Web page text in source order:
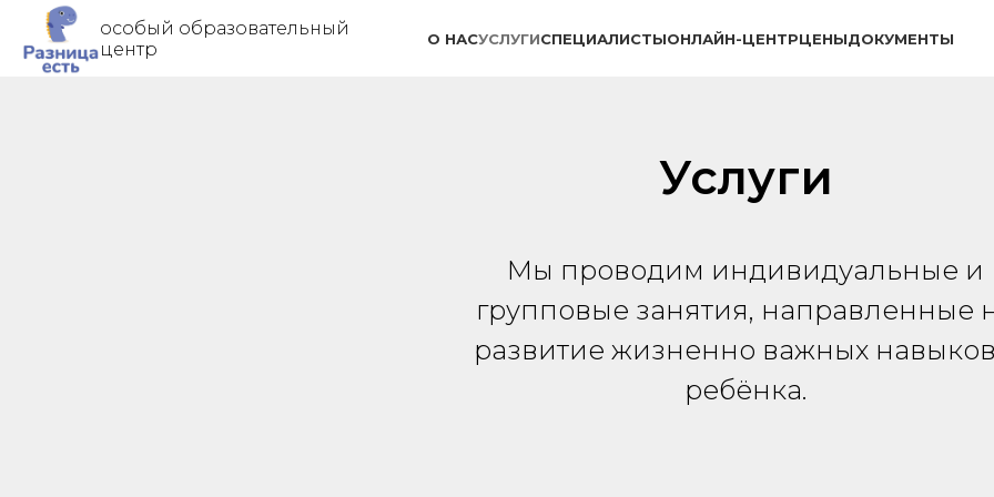
особый образовательный
центр
О НАСУСЛУГИСПЕЦИАЛИСТЫОНЛАЙН-ЦЕНТРЦЕНЫДОКУМЕНТЫ
Услуги
Мы проводим индивидуальные и
групповые занятия, направленные
развитие жизненно важных
ребёнка.